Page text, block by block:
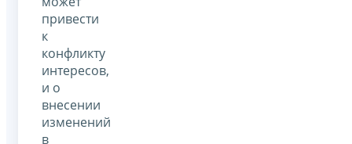
привести
к
конфликту
интересов,
и о
внесении
изменений
в